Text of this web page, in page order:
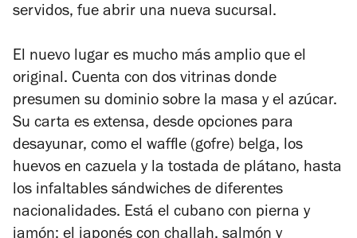
servidos, fue abrir una nueva sucursal.
El nuevo lugar es mucho más amplio que el
original. Cuenta con dos vitrinas donde
presumen su dominio sobre la masa y el azúcar.
Su carta es extensa, desde opciones para
desayunar, como el waffle (gofre) belga, los
huevos en cazuela y la tostada de plátano, hasta
los infaltables sándwiches de diferentes
nacionalidades. Está el cubano con pierna y